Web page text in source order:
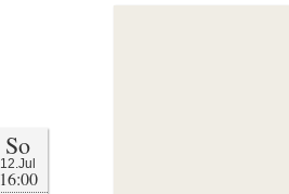
So
12.Jul
16:00